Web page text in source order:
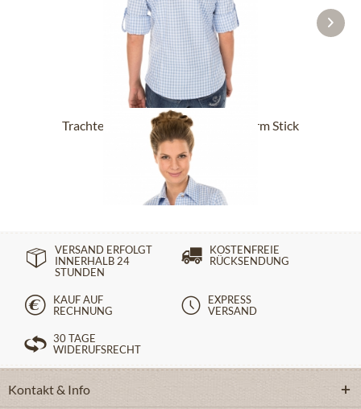
Trachtenbluse CHECKERED Langarm Stick
hellblau
ab 29,90 €
VERSAND ERFOLGT
INNERHALB 24
STUNDEN
KOSTENFREIE
RÜCKSENDUNG
KAUF AUF
RECHNUNG
EXPRESS
VERSAND
30 TAGE
WIDERUFSRECHT
Kontakt & Info